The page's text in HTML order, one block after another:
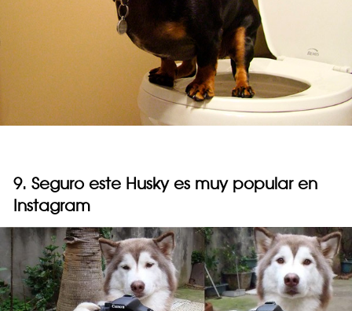
9. Seguro este Husky es muy popular en
Instagram